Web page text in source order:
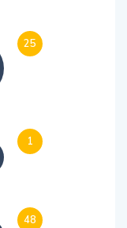
25
1
48